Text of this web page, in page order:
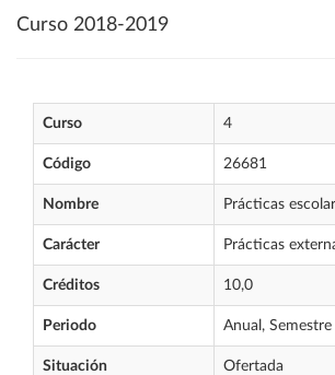
Curso 2018-2019
Curso 4
Código 26681
Nombre Prácticas
Carácter Prácticas
Créditos 10,0
Periodo Anual, Semestre
Situación Ofertada